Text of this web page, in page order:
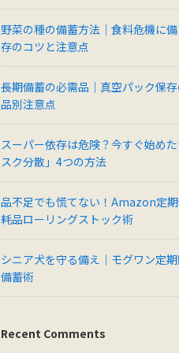
野菜の種の備蓄方法｜食料危機に
存のコツと注意点
長期備蓄の必需品｜真空パック保
品別注意点
スーパー依存は危険？今すぐ始め
スク分散」4つの方法
品不足でも慌てない！Amazon定
耗品ローリングストック術
シニア犬を守る備え｜モグワン定
備蓄術
Recent Comments